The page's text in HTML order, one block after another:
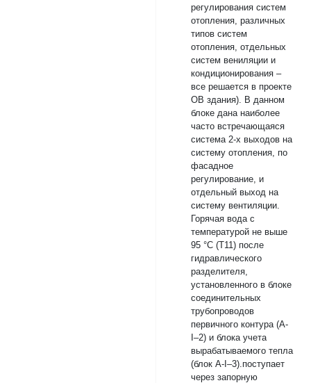
регулирования систем
отопления, различных
типов систем
отопления, отдельных
систем вениляции и
кондиционирования –
все решается в проекте
ОВ здания). В данном
блоке дана наиболее
часто встречающаяся
система 2-х выходов на
систему отопления, по
фасадное
регулирование, и
отдельный выход на
систему вентиляции.
Горячая вода с
температурой не выше
95 °С (Т11) после
гидравлического
разделителя,
установленного в блоке
соединительных
трубопроводов
первичного контура (А-
I–2) и блока учета
вырабатываемого тепла
(блок А-I–3).поступает
через запорную